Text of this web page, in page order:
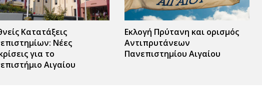
Κατατάξεις
Νέες
για το
Αιγαίου
Εκλογή Πρύτανη και ορισμός
Αντιπρυτάνεων
Πανεπιστημίου Αιγαίου